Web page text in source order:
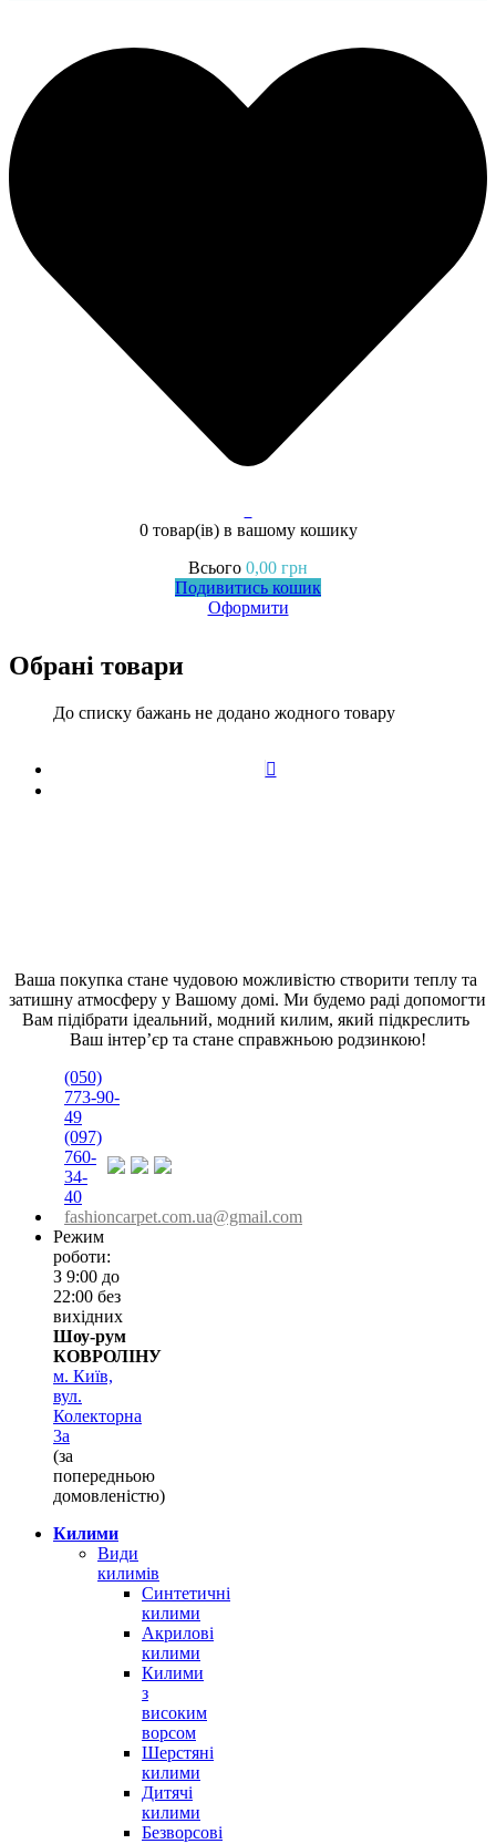
0 товар(ів)в вашому кошику
Всього 0,00 грн
Подивитись кошик
Оформити
Обрані товари
До списку бажань не додано жодного товару
Ваша покупка стане чудовою можливістю створити теплу та
затишну атмосферу у Вашому домі. Ми будемо раді допомогти
Вам підібрати ідеальний, модний килим, який підкреслить
Ваш інтер’єр та стане справжньою родзинкою!
(050)
773-90-
49
(097)
760-
34-
40
fashioncarpet.com.ua@gmail.com
Режим
роботи:
З 9:00 до
22:00 без
вихідних
Шоу-рум
КОВРОЛІНУ
м. Київ,
вул.
Колекторна
3а
(за
попередньою
домовленістю)
Килими
Види
килимів
Синтетичні
килими
Акрилові
килими
Килими
з
високим
ворсом
Шерстяні
килими
Дитячі
килими
Безворсові